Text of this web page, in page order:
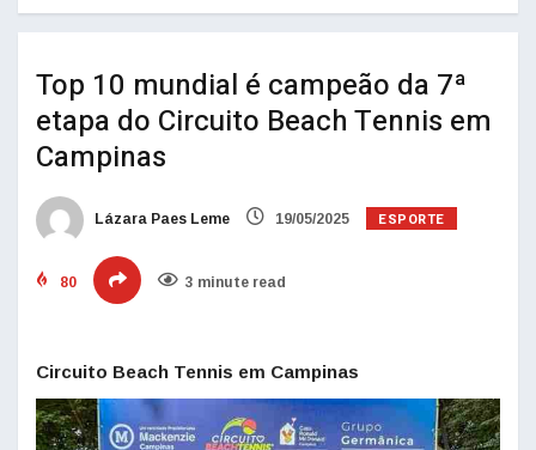
Top 10 mundial é campeão da 7ª
etapa do Circuito Beach Tennis em
Campinas
Lázara Paes Leme 19/05/2025 ESPORTE
80 3 minute read
Circuito Beach Tennis em Campinas